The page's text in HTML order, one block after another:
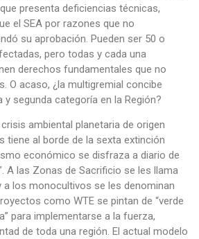
presenta deficiencias técnicas,
el SEA por razones que no
su aprobación. Pueden ser 50 o
pero todas y cada una
derechos fundamentales que no
O acaso, ¿la multigremial concibe
y segunda categoría en la Región?
ambiental planetaria de origen
tiene al borde de la sexta extinción
económico se disfraza a diario de
A las Zonas de Sacrificio se les llama
a los monocultivos se les denominan
como WTE se pintan de “verde
para implementarse a la fuerza,
de toda una región. El actual modelo